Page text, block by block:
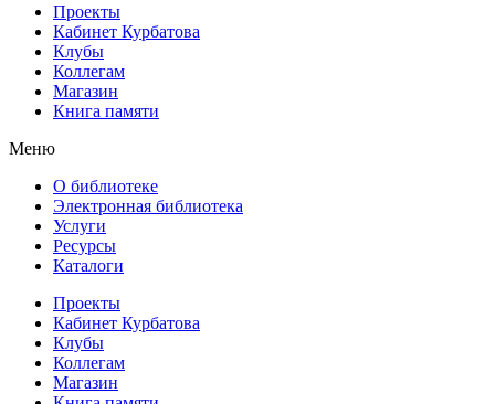
Проекты
Кабинет Курбатова
Клубы
Коллегам
Магазин
Книга памяти
Меню
О библиотеке
Электронная библиотека
Услуги
Ресурсы
Каталоги
Проекты
Кабинет Курбатова
Клубы
Коллегам
Магазин